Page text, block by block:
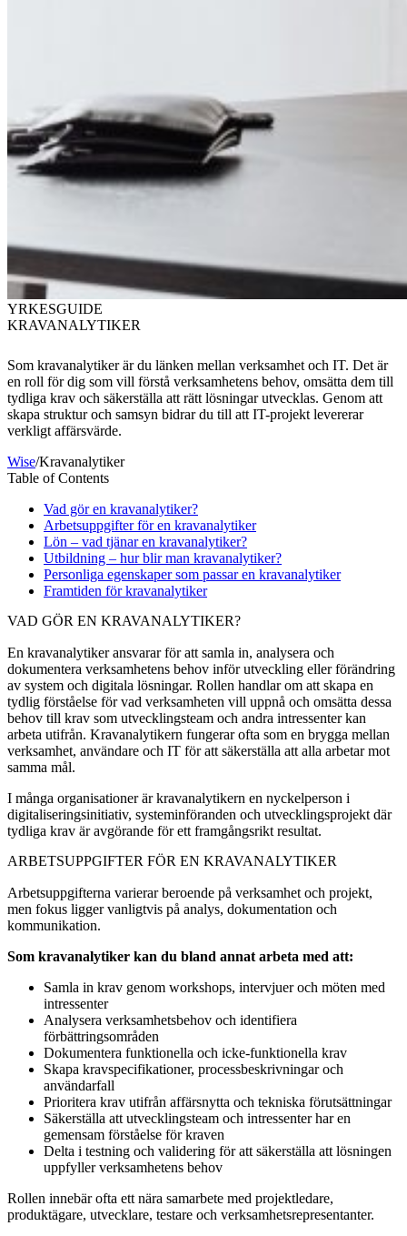
YRKESGUIDE
KRAVANALYTIKER
Som kravanalytiker är du länken mellan verksamhet och IT. Det är
en roll för dig som vill förstå verksamhetens behov, omsätta dem till
tydliga krav och säkerställa att rätt lösningar utvecklas. Genom att
skapa struktur och samsyn bidrar du till att IT-projekt levererar
verkligt affärsvärde.
Wise/Kravanalytiker
Table of Contents
Vad gör en kravanalytiker?
Arbetsuppgifter för en kravanalytiker
Lön – vad tjänar en kravanalytiker?
Utbildning – hur blir man kravanalytiker?
Personliga egenskaper som passar en kravanalytiker
Framtiden för kravanalytiker
VAD GÖR EN KRAVANALYTIKER?
En kravanalytiker ansvarar för att samla in, analysera och
dokumentera verksamhetens behov inför utveckling eller förändring
av system och digitala lösningar. Rollen handlar om att skapa en
tydlig förståelse för vad verksamheten vill uppnå och omsätta dessa
behov till krav som utvecklingsteam och andra intressenter kan
arbeta utifrån. Kravanalytikern fungerar ofta som en brygga mellan
verksamhet, användare och IT för att säkerställa att alla arbetar mot
samma mål.
I många organisationer är kravanalytikern en nyckelperson i
digitaliseringsinitiativ, systeminföranden och utvecklingsprojekt där
tydliga krav är avgörande för ett framgångsrikt resultat.
ARBETSUPPGIFTER FÖR EN KRAVANALYTIKER
Arbetsuppgifterna varierar beroende på verksamhet och projekt,
men fokus ligger vanligtvis på analys, dokumentation och
kommunikation.
Som kravanalytiker kan du bland annat arbeta med att:
Samla in krav genom workshops, intervjuer och möten med
intressenter
Analysera verksamhetsbehov och identifiera
förbättringsområden
Dokumentera funktionella och icke-funktionella krav
Skapa kravspecifikationer, processbeskrivningar och
användarfall
Prioritera krav utifrån affärsnytta och tekniska förutsättningar
Säkerställa att utvecklingsteam och intressenter har en
gemensam förståelse för kraven
Delta i testning och validering för att säkerställa att lösningen
uppfyller verksamhetens behov
Rollen innebär ofta ett nära samarbete med projektledare,
produktägare, utvecklare, testare och verksamhetsrepresentanter.